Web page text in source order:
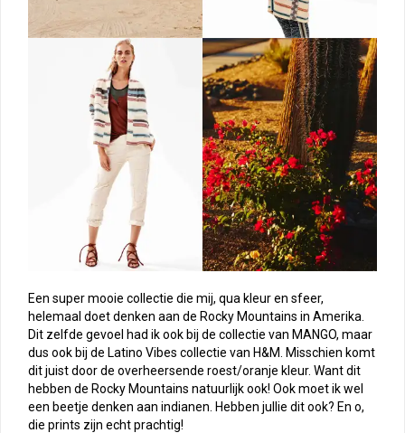
Een super mooie collectie die mij, qua kleur en sfeer,
helemaal doet denken aan de Rocky Mountains in Amerika.
Dit zelfde gevoel had ik ook bij de collectie van MANGO, maar
dus ook bij de Latino Vibes collectie van H&M. Misschien komt
dit juist door de overheersende roest/oranje kleur. Want dit
hebben de Rocky Mountains natuurlijk ook! Ook moet ik wel
een beetje denken aan indianen. Hebben jullie dit ook? En o,
die prints zijn echt prachtig!